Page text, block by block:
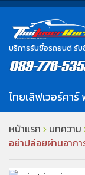
บริการรับซื้อรถยนต์ รั
หน้าแรก บทความ
อย่าปล่อยผ่านอาก